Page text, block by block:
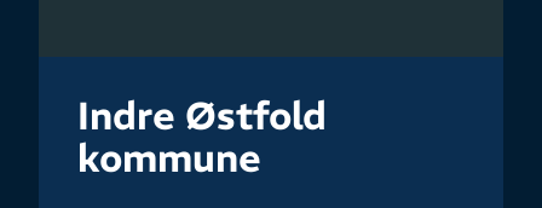
Indre Østfold
kommune